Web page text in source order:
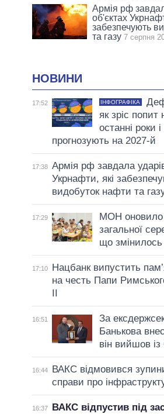
Армія рф
об'єктах
забезпечують
та газу 7 серпня
НОВИНИ
17:52 ІНФОГРАФІКА
як зріс попит
останні роки
прогнозують на 2027-й
17:38 Армія рф завдала
Укрнафти, які
видобуток нафти та
17:29
МОН оновило
загальної
що змінилось
17:10
Нацбанк випустить
на честь Папи
16:51
За
Банькова
він вийшов
16:44
ВАКС відмовився
справи про
16:37
ВАКС відпустив під